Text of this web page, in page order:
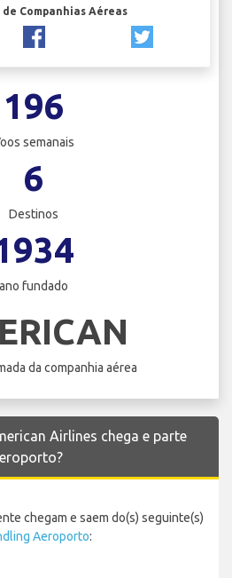
de Companhias Aéreas
196
semanais
6
Destinos
ano fundado
da companhia aérea
Airlines chega e parte
chegam e saem do(s) seguinte(s)
Aeroporto: